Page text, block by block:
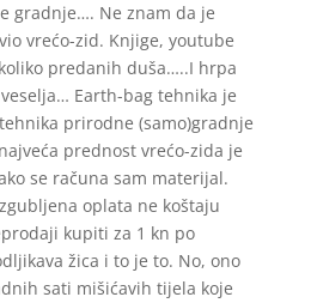
gradnje…. Ne znam da je
vrećo-zid. Knjige, youtube
predanih duša…..I hrpa
Earth-bag tehnika je
prirodne (samo)gradnje
prednost vrećo-zida je
se računa sam materijal.
oplata ne koštaju
kupiti za 1 kn po
žica i to je to. No, ono
sati mišićavih tijela koje